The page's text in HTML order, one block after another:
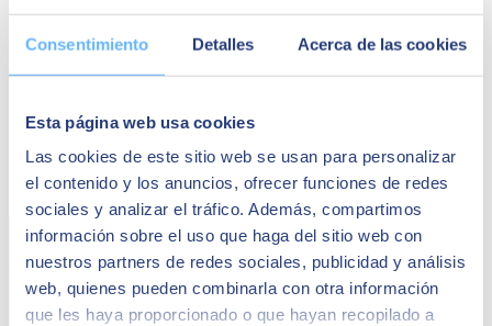
Consentimiento Detalles Acerca de las cookies
Esta página web usa cookies
Las cookies de este sitio web se usan para personalizar
el contenido y los anuncios, ofrecer funciones de redes
sociales y analizar el tráfico. Además, compartimos
información sobre el uso que haga del sitio web con
nuestros partners de redes sociales, publicidad y análisis
web, quienes pueden combinarla con otra información
que les haya proporcionado o que hayan recopilado a
hasta dónde llega el internet de las cosas.
Hidrate Spark , por
por un sensor que lo lleva al teléfono móvil vía bluetooth, y además
se integra con Fitbit, Google Fit o Apple Watch. Si quieres, incluso
puedes retar a otras personas para comprobar quién gana en esta
particular competición.